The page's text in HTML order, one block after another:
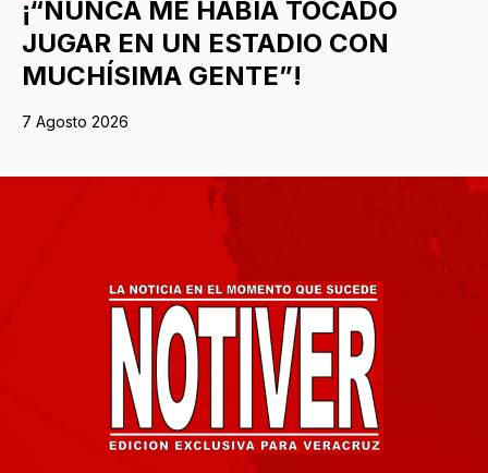
¡“NUNCA ME HABÍA TOCADO
JUGAR EN UN ESTADIO CON
MUCHÍSIMA GENTE”!
7 Agosto 2026